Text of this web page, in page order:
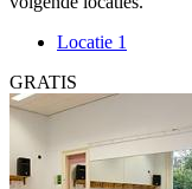
Locatie 1
GRATIS